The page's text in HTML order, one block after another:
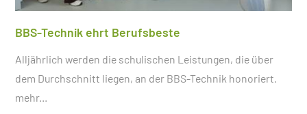
BBS-Technik ehrt Berufsbeste
Alljährlich werden die schulischen Leistungen, die über
dem Durchschnitt liegen, an der BBS-Technik honoriert.
mehr...